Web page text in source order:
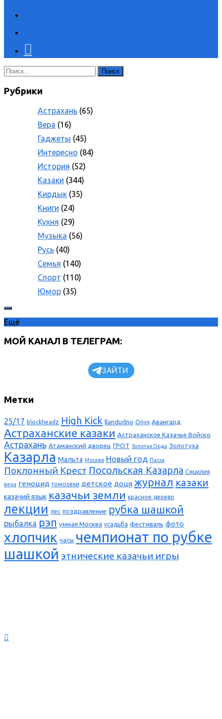
Найти:
Рубрики
Астрахань (65)
Вера (16)
Гаджеты (45)
Интересно (84)
История (52)
Казаки (344)
Кирдык (35)
Книги (24)
Кухня (29)
Музыка (56)
Русь (40)
Семья (140)
Спорт (110)
Юмор (35)
Ещё
МОЙ КАНАЛ В ТЕЛЕГРАМ:
ЗАЙТИ
Метки
25/17 blockheadz High Kick llandudno Onyx Авангард
Астраханские казаки Астраханское Казачье Войско
Астрахань Атаманский дворец ГРОТ Золотая Орда Золотуха
Казарла Мальта Москва Новый год Пасха
Поклонный Крест Посольская Казарла Сицилия
вера геноцид гомосеки детское доця журнал казаки
казачий язык казачьи земли красное дерево
лекции лес поздравление рубка шашкой
рыбалка рэп умная Москва усадьба фестиваль фото
хлопчик часы чемпионат по рубке
шашкой этнические казачьи игры